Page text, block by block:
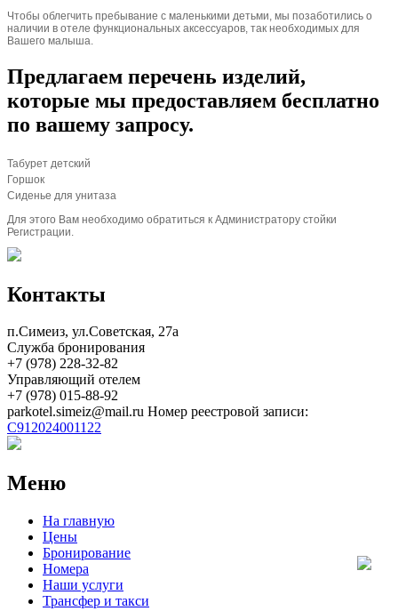
Чтобы облегчить пребывание с маленькими детьми, мы позаботились о
наличии в отеле функциональных аксессуаров, так необходимых для
Вашего малыша.
Предлагаем перечень изделий,
которые мы предоставляем бесплатно
по вашему запросу.
Табурет детский
Горшок
Сиденье для унитаза
Для этого Вам необходимо обратиться к Администратору стойки
Регистрации.
Контакты
п.Симеиз, ул.Советская, 27а
Служба бронирования
+7 (978) 228-32-82
Управляющий отелем
+7 (978) 015-88-92
parkotel.simeiz@mail.ru Номер реестровой записи:
С912024001122
Меню
На главную
Цены
Бронирование
Номера
Наши услуги
Трансфер и такси